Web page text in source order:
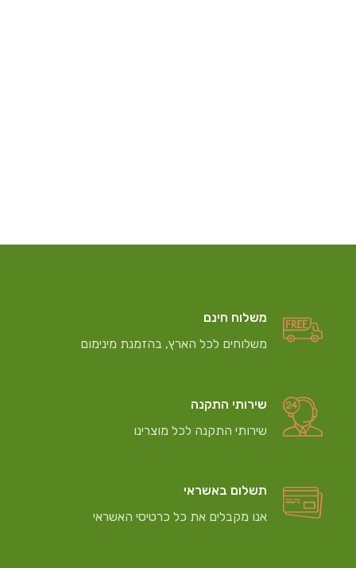
משלוח חינם
משלוחים לכל הארץ, בהזמנת מינימום
שירותי התקנה
שירותי התקנה לכל מוצרינו
תשלום באשראי
אנו מקבלים את כל כרטיסי האשראי